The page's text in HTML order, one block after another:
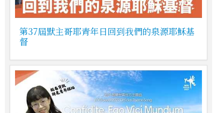
第37屆默主哥耶青年日回到我們的泉源耶穌基
督